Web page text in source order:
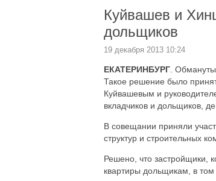
Куйвашев и
дольщиков
19 декабря 2013 10:24
ЕКАТЕРИНБУРГ .
Такое решение было
Куйвашевым и
вкладчиков и дольщиков,
В совещании приняли
структур и строительных
Решено, что застройщики,
квартиры дольщикам, в том